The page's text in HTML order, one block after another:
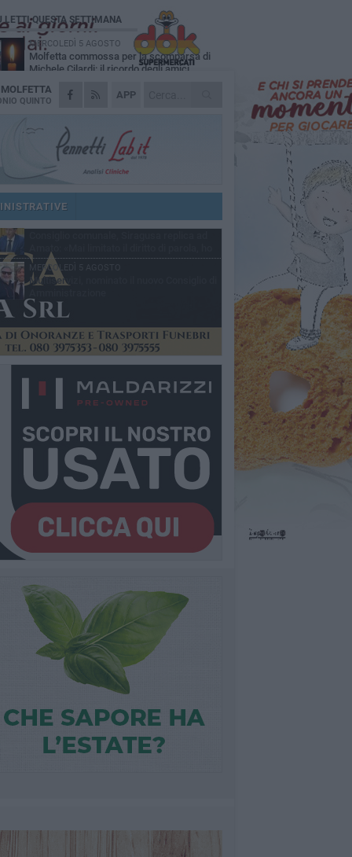
APP
MOLFETTA
QUINTO
LETTI QUESTA SETTIMANA
MERCOLEDÌ 5 AGOSTO
Molfetta commossa per la scomparsa di
Michele Cilardi: il ricordo degli amici
GIOVEDÌ 6 AGOSTO
Marittimo molfettese muore a bordo di un
SABATO 1 AGOSTO
La MTM Molfetta cerca autisti e
accompagnatori per gli scuolabus:
il bando
GIOVEDÌ 6 AGOSTO
Molfetta piange Marta Maria Pisani, ultima
maestra della sartoria molfettese
SABATO 1 AGOSTO
rispettare il regolamento»
MERCOLEDÌ 5 AGOSTO
Multiservizi, nominato il nuovo Consiglio di